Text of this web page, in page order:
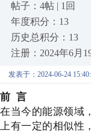
帖子：4帖 | 1回
年度积分：13
历史总积分：13
注册：2024年6月
发表于：2024-06-24
前 言
在当今的能源领域
上有一定的相似性